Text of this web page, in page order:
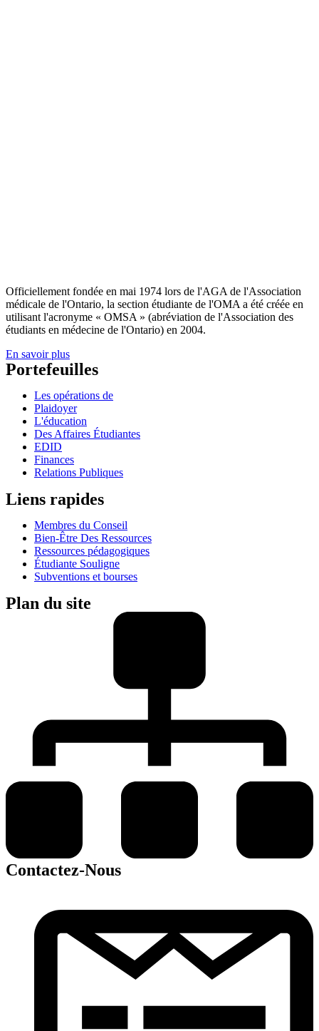
Officiellement fondée en mai 1974 lors de l'AGA de l'Association
médicale de l'Ontario, la section étudiante de l'OMA a été créée en
utilisant l'acronyme « OMSA » (abréviation de l'Association des
étudiants en médecine de l'Ontario) en 2004.
En savoir plus
Portefeuilles
Les opérations de
Plaidoyer
L'éducation
Des Affaires Étudiantes
EDID
Finances
Relations Publiques
Liens rapides
Membres du Conseil
Bien-Être Des Ressources
Ressources pédagogiques
Étudiante Souligne
Subventions et bourses
Plan du site
Contactez-Nous